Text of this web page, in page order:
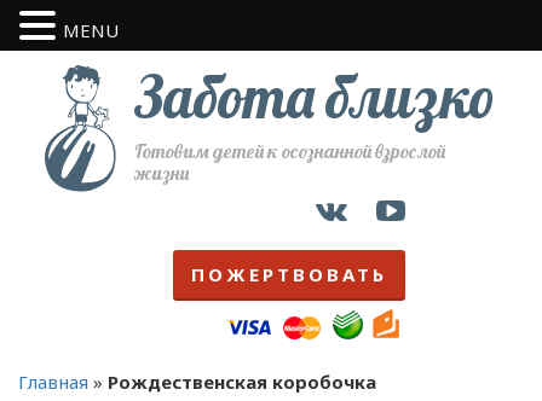
Забота близко
Готовим детей к осознанной взрослой
жизни
ПОЖЕРТВОВАТЬ
Главная » Рождественская коробочка
MENU